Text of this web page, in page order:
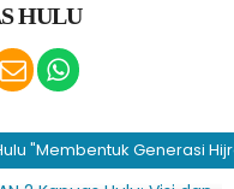
HULU
Generasi Hijrah